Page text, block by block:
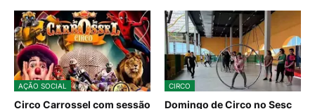
AÇÃO SOCIAL
Circo Carrossel com sessão
CIRCO
Domingo de Circo no Sesc